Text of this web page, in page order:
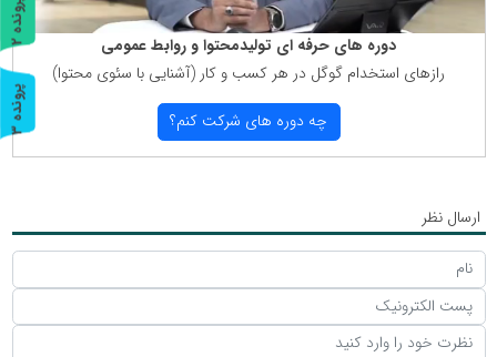
دوره های حرفه ای تولیدمحتوا و روابط عمومی
رازهای استخدام گوگل در هر كسب و كار (آشنایی با سئوی محتوا)
چه دوره های شركت كنم؟
ارسال نظر
پ
ر
و
ن
د
ه
2
پ
ر
و
ن
د
ه
3